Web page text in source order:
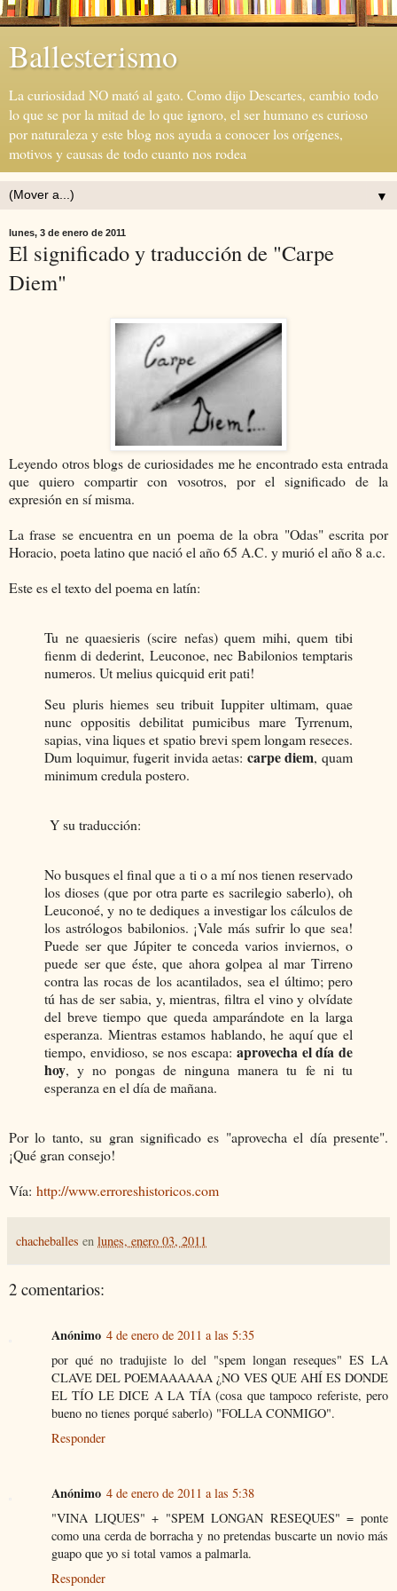
Ballesterismo
La curiosidad NO mató al gato. Como dijo Descartes, cambio todo
lo que se por la mitad de lo que ignoro, el ser humano es curioso
por naturaleza y este blog nos ayuda a conocer los orígenes,
motivos y causas de todo cuanto nos rodea
▼
lunes, 3 de enero de 2011
El significado y traducción de "Carpe
Diem"
Leyendo otros blogs de curiosidades me he encontrado esta entrada
que quiero compartir con vosotros, por el significado de la
expresión en sí misma.
La frase se encuentra en un poema de la obra "Odas" escrita por
Horacio, poeta latino que nació el año 65 A.C. y murió el año 8 a.c.
Este es el texto del poema en latín:
Tu ne quaesieris (scire nefas) quem mihi, quem tibi
fienm di dederint, Leuconoe, nec Babilonios temptaris
numeros. Ut melius quicquid erit pati!
Seu pluris hiemes seu tribuit Iuppiter ultimam, quae
nunc oppositis debilitat pumicibus mare Tyrrenum,
sapias, vina liques et spatio brevi spem longam reseces.
Dum loquimur, fugerit invida aetas: carpe diem, quam
minimum credula postero.
Y su traducción:
No busques el final que a ti o a mí nos tienen reservado
los dioses (que por otra parte es sacrilegio saberlo), oh
Leuconoé, y no te dediques a investigar los cálculos de
los astrólogos babilonios. ¡Vale más sufrir lo que sea!
Puede ser que Júpiter te conceda varios inviernos, o
puede ser que éste, que ahora golpea al mar Tirreno
contra las rocas de los acantilados, sea el último; pero
tú has de ser sabia, y, mientras, filtra el vino y olvídate
del breve tiempo que queda amparándote en la larga
esperanza. Mientras estamos hablando, he aquí que el
tiempo, envidioso, se nos escapa: aprovecha el día de
hoy, y no pongas de ninguna manera tu fe ni tu
esperanza en el día de mañana.
Por lo tanto, su gran significado es "aprovecha el día presente".
¡Qué gran consejo!
Vía: http://www.erroreshistoricos.com
chacheballes en lunes, enero 03, 2011
2 comentarios:
Anónimo 4 de enero de 2011 a las 5:35
por qué no tradujiste lo del "spem longan reseques" ES LA
CLAVE DEL POEMAAAAAA ¿NO VES QUE AHÍ ES DONDE
EL TÍO LE DICE A LA TÍA (cosa que tampoco referiste, pero
bueno no tienes porqué saberlo) "FOLLA CONMIGO".
Responder
Anónimo 4 de enero de 2011 a las 5:38
"VINA LIQUES" + "SPEM LONGAN RESEQUES" = ponte
como una cerda de borracha y no pretendas buscarte un novio más
guapo que yo si total vamos a palmarla.
Responder